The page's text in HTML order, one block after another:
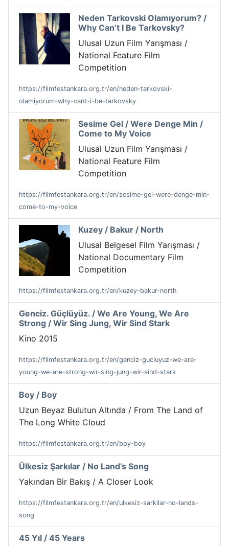
Neden Tarkovski Olamıyorum? /
Why Can’t I Be Tarkovsky?
Ulusal Uzun Film Yarışması /
National Feature Film
Competition
https://filmfestankara.org.tr/en/neden-tarkovski-
olamiyorum-why-cant-i-be-tarkovsky
Sesime Gel / Were Denge Min /
Come to My Voice
Ulusal Uzun Film Yarışması /
National Feature Film
Competition
https://filmfestankara.org.tr/en/sesime-gel-were-denge-min-
come-to-my-voice
Kuzey / Bakur / North
Ulusal Belgesel Film Yarışması /
National Documentary Film
Competition
https://filmfestankara.org.tr/en/kuzey-bakur-north
Genciz. Güçlüyüz. / We Are Young, We Are
Strong / Wir Sing Jung, Wir Sind Stark
Kino 2015
https://filmfestankara.org.tr/en/genciz-gucluyuz-we-are-
young-we-are-strong-wir-sing-jung-wir-sind-stark
Boy / Boy
Uzun Beyaz Bulutun Altında / From The Land of
The Long White Cloud
https://filmfestankara.org.tr/en/boy-boy
Ülkesiz Şarkılar / No Land’s Song
Yakından Bir Bakış / A Closer Look
https://filmfestankara.org.tr/en/ulkesiz-sarkilar-no-lands-
song
45 Yıl / 45 Years